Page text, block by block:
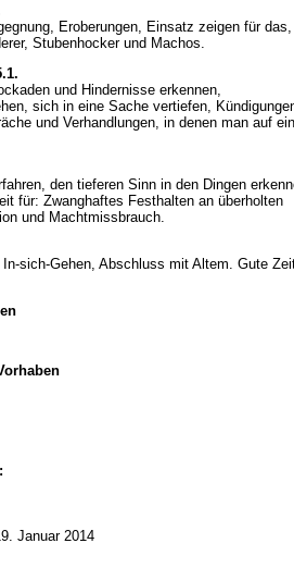
Eroberungen, Einsatz zeigen für das,
Stubenhocker und Machos.
und Hindernisse erkennen,
sich in eine Sache vertiefen,
und Verhandlungen, in denen man auf
den tieferen Sinn in den Dingen
für: Zwanghaftes Festhalten an überholten
und Machtmissbrauch.
sich-Gehen, Abschluss mit Altem. Gute
Januar 2014